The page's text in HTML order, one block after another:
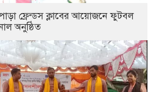
ফ্রেন্ডস ক্লাবের আয়োজনে ফুটবল
অনুষ্ঠিত